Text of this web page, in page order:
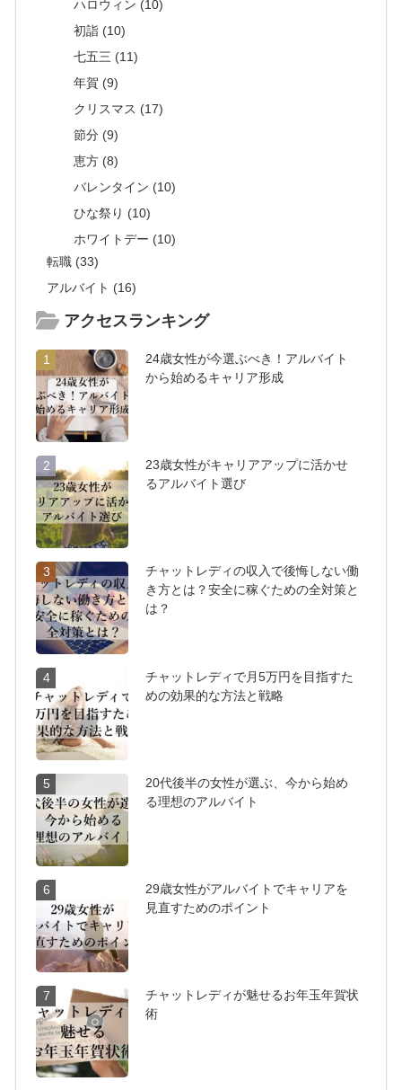
ハロウィン (10)
初詣 (10)
七五三 (11)
年賀 (9)
クリスマス (17)
節分 (9)
恵方 (8)
バレンタイン (10)
ひな祭り (10)
ホワイトデー (10)
転職 (33)
アルバイト (16)
アクセスランキング
1
24歳女性が今選ぶべき！アルバイト
から始めるキャリア形成
2
23歳女性がキャリアアップに活かせ
るアルバイト選び
3
チャットレディの収入で後悔しない働
き方とは？安全に稼ぐための全対策と
は？
4
チャットレディで月5万円を目指すた
めの効果的な方法と戦略
5
20代後半の女性が選ぶ、今から始め
る理想のアルバイト
6
29歳女性がアルバイトでキャリアを
見直すためのポイント
7
チャットレディが魅せるお年玉年賀状
術